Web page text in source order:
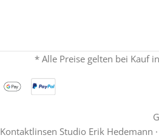
* Alle Preise gelten bei Kauf
Kontaktlinsen Studio Erik Hedemann